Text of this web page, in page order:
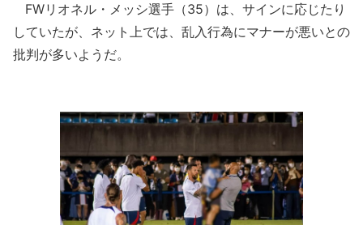
FWリオネル・メッシ選手（35）は、サインに応じたり
していたが、ネット上では、乱入行為にマナーが悪いとの
批判が多いようだ。